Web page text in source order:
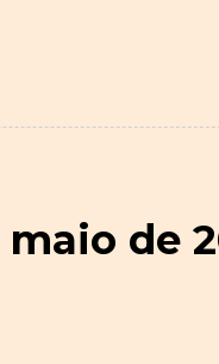
maio de